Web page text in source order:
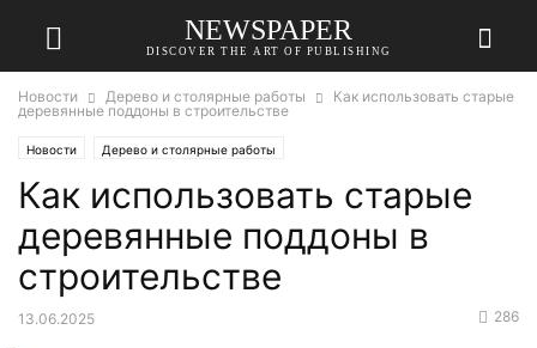
NEWSPAPER
DISCOVER THE ART OF PUBLISHING
Новости Дерево и столярные работы
Как использовать старые
деревянные поддоны в строительстве
Новости Дерево и столярные работы
Как использовать старые
деревянные поддоны в
строительстве
13.06.2025 286